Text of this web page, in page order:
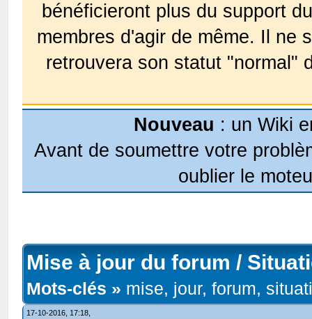
bénéficieront plus du support
membres d'agir de même. Il ne
retrouvera son statut "normal"
Nouveau : un Wiki
Avant de soumettre votre
oublier le
Mise à jour du forum /
Mots-clés » mise, jour, forum,
17-10-2016, 17:18,